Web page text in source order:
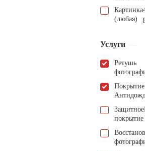
Картинка
(любая)
Услуги
Ретушь
Покрытие
Защитное
покрытие